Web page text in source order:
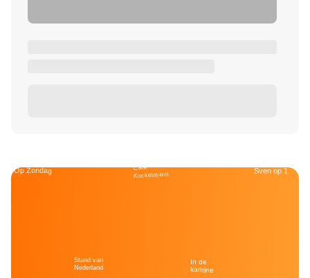
Op Zondag
Stand van
Nederland
Café
Kockelmann
In de
kantine
Sven op 1